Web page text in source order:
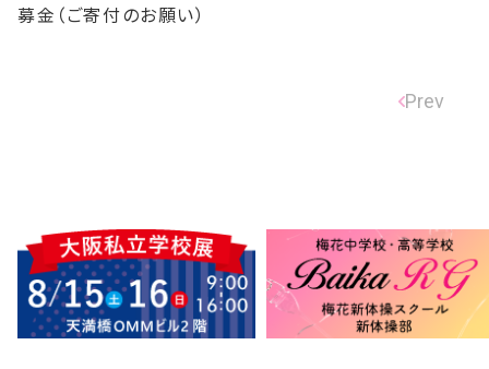
募金（ご寄付のお願い）
Prev